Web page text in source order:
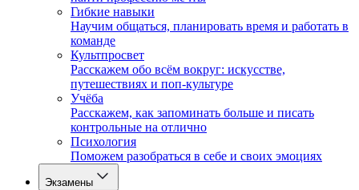
Гибкие навыки
Научим общаться, планировать время и работать в
команде
Культпросвет
Расскажем обо всём вокруг: искусстве,
путешествиях и поп-культуре
Учёба
Расскажем, как запоминать больше и писать
контрольные на отлично
Психология
Поможем разобраться в себе и своих эмоциях
Экзамены